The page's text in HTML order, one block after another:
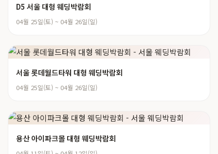
D5 서울 대형 웨딩박람회
04월 25일(토) ~ 04월 26일(일)
서울 롯데월드타워 대형 웨딩박람회
04월 25일(토) ~ 04월 26일(일)
용산 아이파크몰 대형 웨딩박람회